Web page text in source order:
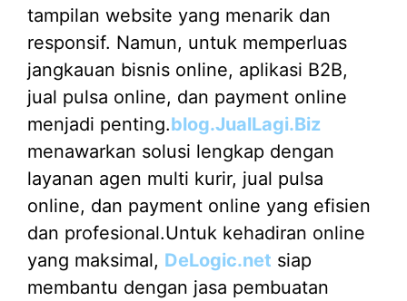
tampilan website yang menarik dan
responsif. Namun, untuk memperluas
jangkauan bisnis online, aplikasi B2B,
jual pulsa online, dan payment online
menjadi penting.blog.JualLagi.Biz
menawarkan solusi lengkap dengan
layanan agen multi kurir, jual pulsa
online, dan payment online yang efisien
dan profesional.Untuk kehadiran online
yang maksimal, DeLogic.net siap
membantu dengan jasa pembuatan